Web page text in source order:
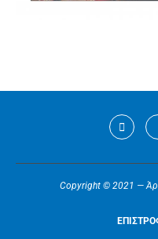
Copyright © 2021 —